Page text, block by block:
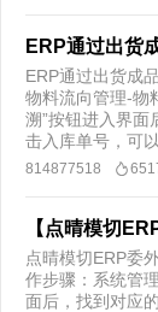
ERP通过出货
ERP通过出货成
物料流向管理-物
溯”按钮进入界面
击入库单号，可
814877518
【点晴模切
点晴模切ERP委
作步骤：系统管
面后，找到对应